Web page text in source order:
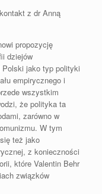
z dr Anną
propozycję
dziejów
jako typ polityki
empirycznego i
wszystkim
że polityka ta
zarówno w
W tym
też jako
z konieczności
które Valentin Behr
związków